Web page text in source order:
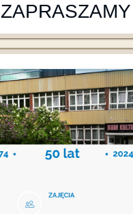
ZAPRASZAMY